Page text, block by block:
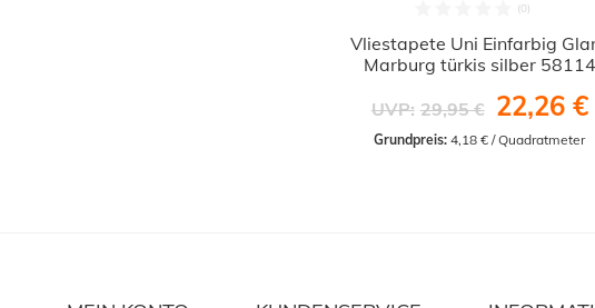
Vliestapete Uni Einfarbig
Marburg türkis silber 58114
UVP: 29,95 € 22,26 €
Grundpreis: 4,18 € / Quadratmeter